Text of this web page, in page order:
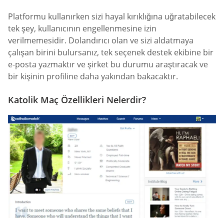
Platformu kullanırken sizi hayal kırıklığına uğratabilecek
tek şey, kullanıcının engellenmesine izin
verilmemesidir. Dolandırıcı olan ve sizi aldatmaya
çalışan birini bulursanız, tek seçenek destek ekibine bir
e-posta yazmaktır ve şirket bu durumu araştıracak ve
bir kişinin profiline daha yakından bakacaktır.
Katolik Maç Özellikleri Nelerdir?